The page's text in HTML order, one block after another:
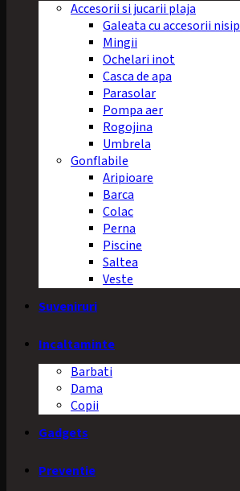
Accesorii si jucarii plaja
Galeata cu accesorii nisip
Mingii
Ochelari inot
Casca de apa
Parasolar
Pompa aer
Rogojina
Umbrela
Gonflabile
Aripioare
Barca
Colac
Perna
Piscine
Saltea
Veste
Suveniruri
Incaltaminte
Barbati
Dama
Copii
Gadgets
Preventie